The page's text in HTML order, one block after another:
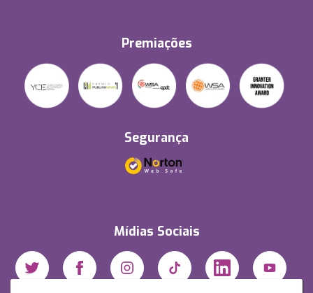
Premiações
Segurança
Mídias Sociais